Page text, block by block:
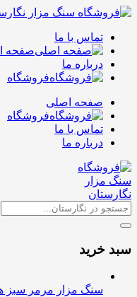
تماس با ما
صفحه
درباره ما
فروشگاه
صفحه اصلی
فروشگاه
تماس با ما
درباره ما
سبد خرید
سنگ مزار مرمر سبز